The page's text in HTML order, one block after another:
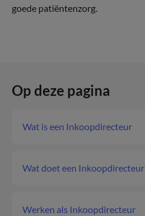
goede patiëntenzorg.
Op deze pagina
Wat is een Inkoopdirecteur
Wat doet een Inkoopdirecteur
Werken als Inkoopdirecteur